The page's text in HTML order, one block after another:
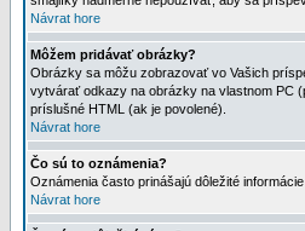
Návrat hore
Môžem pridávať obrázky?
Obrázky sa môžu zobrazovať vo Vašich
vytvárať odkazy na obrázky na vlastnom PC
príslušné HTML (ak je povolené).
Návrat hore
Čo sú to oznámenia?
Oznámenia často prinášajú dôležité
Návrat hore